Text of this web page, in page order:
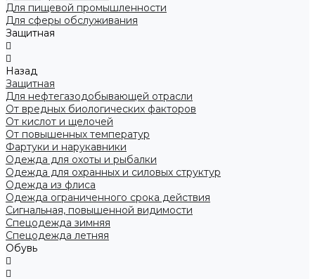
Для пищевой промышленности
Для сферы обслуживания
Защитная
Назад
Защитная
Для нефтегазодобывающей отрасли
От вредных биологических факторов
От кислот и щелочей
От повышенных температур
Фартуки и нарукавники
Одежда для охоты и рыбалки
Одежда для охранных и силовых структур
Одежда из флиса
Одежда ограниченного срока действия
Сигнальная, повышенной видимости
Спецодежда зимняя
Спецодежда летняя
Обувь